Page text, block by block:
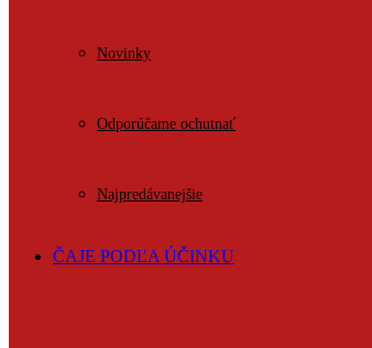
Novinky
Odporúčame ochutnať
Najpredávanejšie
ČAJE PODĽA ÚČINKU